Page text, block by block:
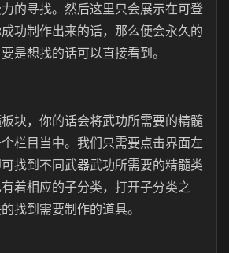
的寻找。然后这里只会展示在可登
功制作出来的话，那么便会永久的
是想找的话可以直接看到。
块，你的话会将武功所需要的精髓
栏目当中。我们只需要点击界面左
找到不同武器武功所需要的精髓类
着相应的子分类，打开子分类之
找到需要制作的道具。